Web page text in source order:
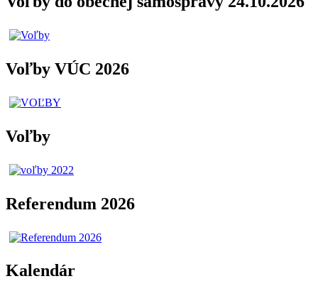
Voľby VÚC 2026
Voľby
Referendum 2026
Kalendár